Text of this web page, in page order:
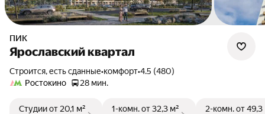
ПИК
Ярославский квартал
Строится, есть сданные•комфорт•4.5 (480)
Ростокино
28 мин.
Студииот 20,1 м²
1-комн.от 32,3 м²
2-комн.от 49,3